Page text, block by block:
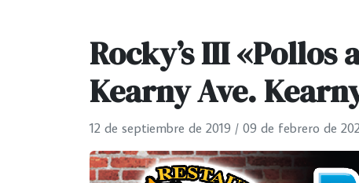
Rocky’s III «Pollos
Kearny Ave.
12 de septiembre de 2019 / 09 de febrero de